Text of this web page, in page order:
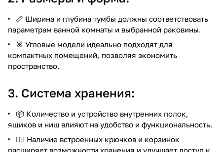
📏 Ширина и глубина тумбы должны соответствовать
параметрам ванной комнаты и выбранной раковины.
🎯 Угловые модели идеально подходят для
компактных помещений, позволяя экономить
пространство.
3. Система хранения:
📦 Количество и устройство внутренних полок,
ящиков и ниш влияют на удобство и функциональность.
🏋️‍♂️ Наличие встроенных крючков и корзинок
расширяет возможности хранения и улучшает доступ к